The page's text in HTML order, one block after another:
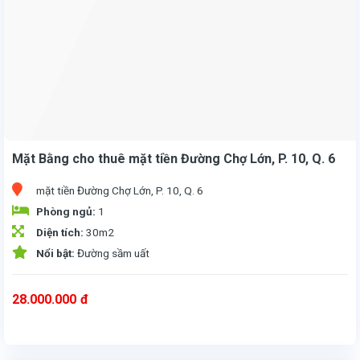
Mặt Bằng cho thuê mặt tiền Đường Chợ Lớn, P. 10, Q. 6
mặt tiền Đường Chợ Lớn, P. 10, Q. 6
Phòng ngủ: 1
Diện tích: 30m2
Nổi bật: Đường sầm uất
28.000.000 đ